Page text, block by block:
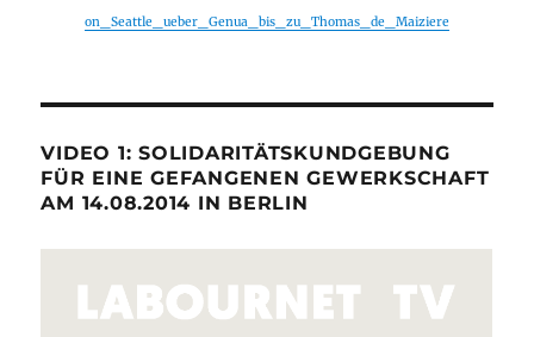
on_Seattle_ueber_Genua_bis_zu_Thomas_de_Maiziere
VIDEO 1: SOLIDARITÄTSKUNDGEBUNG
FÜR EINE GEFANGENEN GEWERKSCHAFT
AM 14.08.2014 IN BERLIN